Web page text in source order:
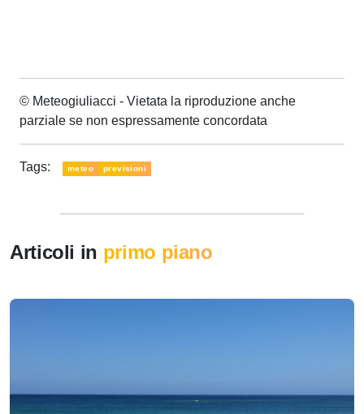
© Meteogiuliacci - Vietata la riproduzione anche
parziale se non espressamente concordata
Tags: meteo previsioni
Articoli in primo piano